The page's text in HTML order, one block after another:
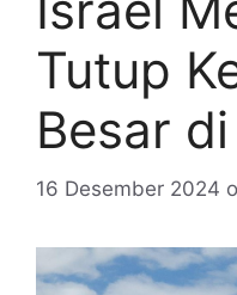
Tutup
Besar
16 Desember 2024